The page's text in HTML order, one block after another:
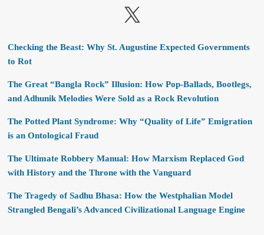
X
Checking the Beast: Why St. Augustine Expected Governments
to Rot
The Great “Bangla Rock” Illusion: How Pop-Ballads, Bootlegs,
and Adhunik Melodies Were Sold as a Rock Revolution
The Potted Plant Syndrome: Why “Quality of Life” Emigration
is an Ontological Fraud
The Ultimate Robbery Manual: How Marxism Replaced God
with History and the Throne with the Vanguard
The Tragedy of Sadhu Bhasa: How the Westphalian Model
Strangled Bengali’s Advanced Civilizational Language Engine